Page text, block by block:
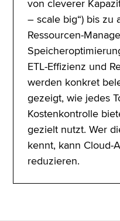
von cleverer
– scale big“) bis zu
Ressourcen-
ETL-Effizienz und
werden konkret
gezeigt, wie jedes
Kostenkontrolle
gezielt nutzt. Wer
kennt, kann Cloud-
reduzieren.